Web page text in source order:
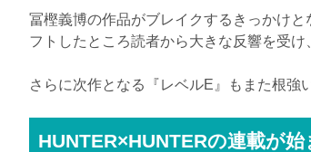
冨樫義博の作品がブレイクするきっかけ
フトしたところ読者から大きな反響を受
さらに次作となる『レベルE』もまた根強
HUNTER×HUNTERの連載が